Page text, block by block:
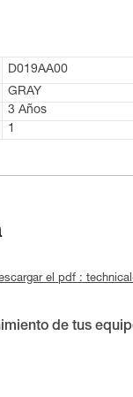
D019AA00
GRAY
3 Años
1
el pdf :
de tus